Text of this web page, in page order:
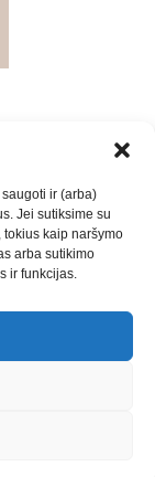
ir (arba)
Jei sutiksime su
kaip naršymo
arba sutikimo
ir funkcijas.
kūrimas,
News ByAdore